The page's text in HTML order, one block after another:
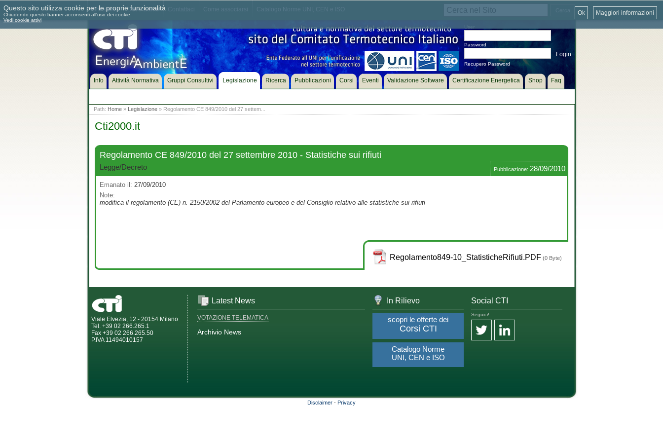
Chi siamo Dove siamo
Password
Recupero Password
Info Attività Normativa Gruppi Consultivi Legislazione Ricerca Pubblicazioni Corsi Eventi Validazione Software Certificazione Energetica Shop Faq
Path: Home» Legislazione» Regolamento CE 849/2010 del 27 settem...
Cti2000.it
Regolamento CE 849/2010 del 27 settembre 2010 - Statistiche sui rifiuti
Legge/Decreto Pubblicazione: 28/09/2010
Emanato il: 27/09/2010
Note:
modifica il regolamento (CE) n. 2150/2002 del Parlamento europeo e del Consiglio relativo alle statistiche sui rifiuti
Regolamento849-10_StatisticheRifiuti.PDF (0 Byte)
Viale Elvezia, 12 - 20154 Milano
Tel. +39 02 266.265.1
Fax +39 02 266.265.50
P.IVA 11494010157
Latest News
VOTAZIONE TELEMATICA
Archivio News
In Rilievo
scopri le offerte dei
Corsi CTI
Catalogo Norme
UNI, CEN e ISO
Social CTI
Seguici!
Disclaimer - Privacy
Questo sito utilizza cookie per le proprie funzionalità
Chiudendo questo banner acconsenti all'uso dei cookie.
Vedi cookie attivi
Maggiori informazioni
Ok